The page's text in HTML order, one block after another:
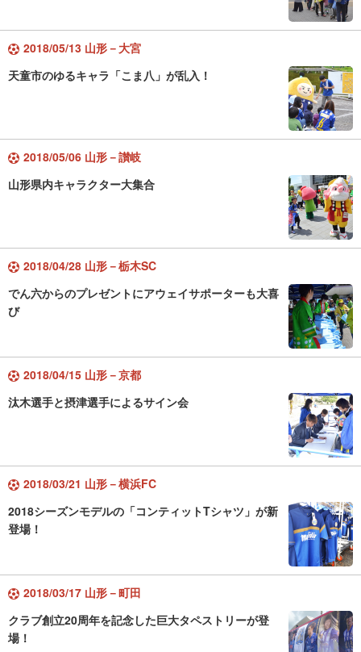
2018/05/13 山形－大宮
天童市のゆるキャラ「こま八」が乱入！
2018/05/06 山形－讃岐
山形県内キャラクター大集合
2018/04/28 山形－栃木SC
でん六からのプレゼントにアウェイサポーターも大喜
び
2018/04/15 山形－京都
汰木選手と摂津選手によるサイン会
2018/03/21 山形－横浜FC
2018シーズンモデルの「コンティットTシャツ」が新
登場！
2018/03/17 山形－町田
クラブ創立20周年を記念した巨大タペストリーが登
場！